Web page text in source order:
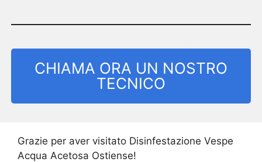
CHIAMA ORA UN NOSTRO
TECNICO
Grazie per aver visitato Disinfestazione Vespe
Acqua Acetosa Ostiense!